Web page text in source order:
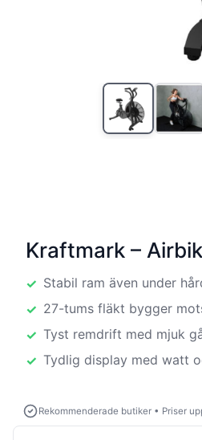
Kraftmark –
Stabil ram även under
27-tums fläkt bygger
Tyst remdrift med mjuk
Tydlig display med watt
Rekommenderade butiker • Priser